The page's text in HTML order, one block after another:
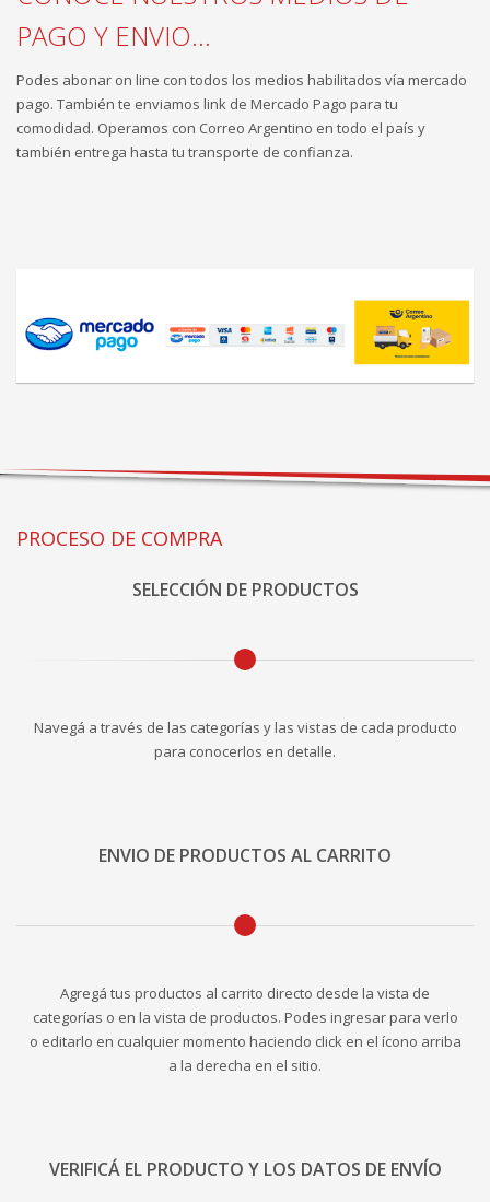
PAGO Y ENVIO...
Podes abonar on line con todos los medios habilitados vía mercado
pago. También te enviamos link de Mercado Pago para tu
comodidad. Operamos con Correo Argentino en todo el país y
también entrega hasta tu transporte de confianza.
PROCESO DE COMPRA
SELECCIÓN DE PRODUCTOS
Navegá a través de las categorías y las vistas de cada producto
para conocerlos en detalle.
ENVIO DE PRODUCTOS AL CARRITO
Agregá tus productos al carrito directo desde la vista de
categorías o en la vista de productos. Podes ingresar para verlo
o editarlo en cualquier momento haciendo click en el ícono arriba
a la derecha en el sitio.
VERIFICÁ EL PRODUCTO Y LOS DATOS DE ENVÍO